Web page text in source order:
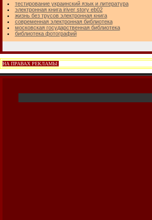
тестирование украинский язык и литература
электронная книга iriver story eb02
жизнь без трусов электронная книга
современная электронная библиотека
московская государственная библиотека
библиотека фотографий
НА ПРАВАХ РЕКЛАМЫ: